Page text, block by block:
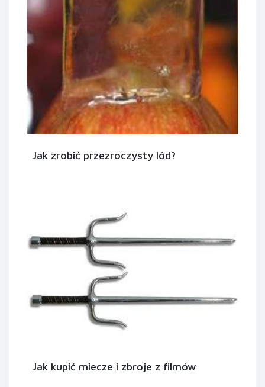
Jak zrobić przezroczysty lód?
Jak kupić miecze i zbroje z filmów